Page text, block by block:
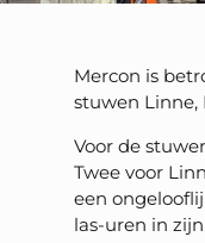
Mercon is
stuwen Linne,
Voor de
Twee voor
een
las-uren in